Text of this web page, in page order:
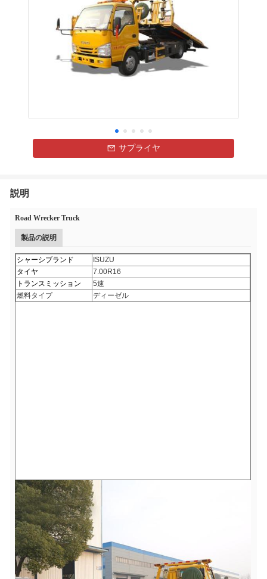
サプライヤ
説明
Road Wrecker Truck
製品の説明
シャーシブランド
ISUZU
タイヤ
7.00R16
トランスミッション
5速
燃料タイプ
ディーゼル